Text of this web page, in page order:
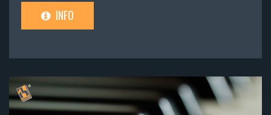
INFO